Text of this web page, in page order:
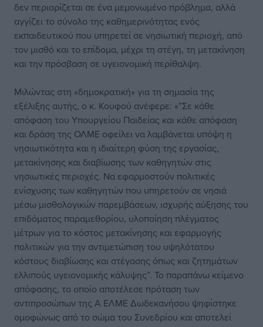
δεν περιορίζεται σε ένα μεμονωμένο πρόβλημα, αλλά
αγγίζει το σύνολο της καθημερινότητας ενός
εκπαιδευτικού που υπηρετεί σε νησιωτική περιοχή, από
τον μισθό και το επίδομα, μέχρι τη στέγη, τη μετακίνηση
και την πρόσβαση σε υγειονομική περίθαλψη.
Μιλώντας στη «δημοκρατική» για τη σημασία της
εξέλιξης αυτής, ο κ. Κουφού ανέφερε: «”Σε κάθε
απόφαση του Υπουργείου Παιδείας και κάθε απόφαση
και δράση της ΟΛΜΕ οφείλει να λαμβάνεται υπόψη η
νησιωτικότητα και η ιδιαίτερη φύση της εργασίας,
μετακίνησης και διαβίωσης των καθηγητών στις
νησιωτικές περιοχές. Να εφαρμοστούν πολιτικές
ενίσχυσης των καθηγητών που υπηρετούν σε νησιά
μέσω μισθολογικών παρεμβάσεων, ισχυρής αύξησης του
επιδόματος παραμεθορίου, υλοποίηση πλέγματος
μέτρων για το κόστος μετακίνησης και εφαρμογής
πολιτικών για την αντιμετώπιση του υψηλότατου
κόστους διαβίωσης και στέγασης όπως και ζητημάτων
ελλιπούς υγειονομικής κάλυψης”. Το παραπάνω κείμενο
απόφασης, το οποίο αποτέλεσε πρόταση των
αντιπροσώπων της Α ΕΛΜΕ Δωδεκανήσου ψηφίστηκε
ομοφώνως από το σώμα του Συνεδρίου και αποτελεί